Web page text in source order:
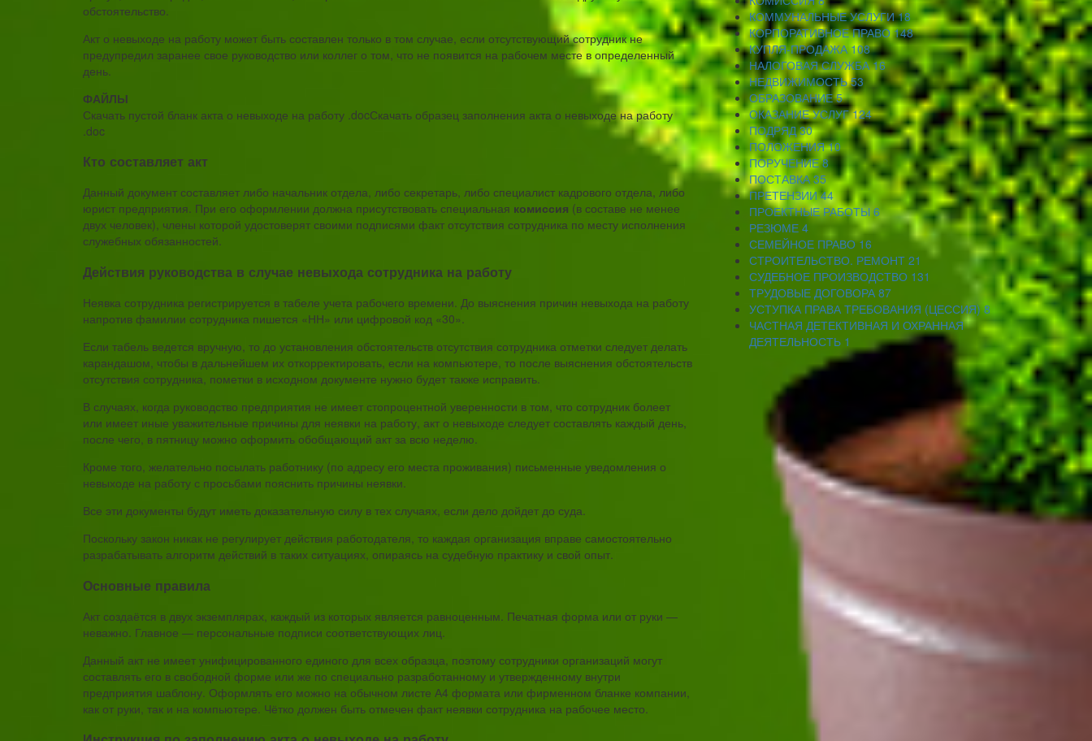
обстоятельство.
Акт о невыходе на работу может быть составлен только в том случае, если отсутствующий сотрудник не
предупредил заранее свое руководство или коллег о том, что не появится на рабочем месте в определенный
день.
ФАЙЛЫ
Скачать пустой бланк акта о невыходе на работу .docСкачать образец заполнения акта о невыходе на работу
.doc
Кто составляет акт
Данный документ составляет либо начальник отдела, либо секретарь, либо специалист кадрового отдела, либо
юрист предприятия. При его оформлении должна присутствовать специальная комиссия (в составе не менее
двух человек), члены которой удостоверят своими подписями факт отсутствия сотрудника по месту исполнения
служебных обязанностей.
Действия руководства в случае невыхода сотрудника на работу
Неявка сотрудника регистрируется в табеле учета рабочего времени. До выяснения причин невыхода на работу
напротив фамилии сотрудника пишется «НН» или цифровой код «30».
Если табель ведется вручную, то до установления обстоятельств отсутствия сотрудника отметки следует делать
карандашом, чтобы в дальнейшем их откорректировать, если на компьютере, то после выяснения обстоятельств
отсутствия сотрудника, пометки в исходном документе нужно будет также исправить.
В случаях, когда руководство предприятия не имеет стопроцентной уверенности в том, что сотрудник болеет
или имеет иные уважительные причины для неявки на работу, акт о невыходе следует составлять каждый день,
после чего, в пятницу можно оформить обобщающий акт за всю неделю.
Кроме того, желательно посылать работнику (по адресу его места проживания) письменные уведомления о
невыходе на работу с просьбами пояснить причины неявки.
Все эти документы будут иметь доказательную силу в тех случаях, если дело дойдет до суда.
Поскольку закон никак не регулирует действия работодателя, то каждая организация вправе самостоятельно
разрабатывать алгоритм действий в таких ситуациях, опираясь на судебную практику и свой опыт.
Основные правила
Акт создаётся в двух экземплярах, каждый из которых является равноценным. Печатная форма или от руки —
неважно. Главное — персональные подписи соответствующих лиц.
Данный акт не имеет унифицированного единого для всех образца, поэтому сотрудники организаций могут
составлять его в свободной форме или же по специально разработанному и утвержденному внутри
предприятия шаблону. Оформлять его можно на обычном листе А4 формата или фирменном бланке компании,
как от руки, так и на компьютере. Чётко должен быть отмечен факт неявки сотрудника на рабочее место.
КОММУНАЛЬНЫЕ УСЛУГИ18
КОРПОРАТИВНОЕ ПРАВО148
КУПЛЯ-ПРОДАЖА108
НАЛОГОВАЯ СЛУЖБА16
НЕДВИЖИМОСТЬ53
ОБРАЗОВАНИЕ5
ОКАЗАНИЕ УСЛУГ124
ПОДРЯД30
ПОЛОЖЕНИЯ10
ПОРУЧЕНИЕ8
ПОСТАВКА35
ПРЕТЕНЗИИ44
ПРОЕКТНЫЕ РАБОТЫ 6
РЕЗЮМЕ 4
СЕМЕЙНОЕ ПРАВО16
СТРОИТЕЛЬСТВО. РЕМОНТ 21
СУДЕБНОЕ ПРОИЗВОДСТВО 131
ТРУДОВЫЕ ДОГОВОРА 87
УСТУПКА ПРАВА ТРЕБОВАНИЯ (ЦЕССИЯ) 8
ЧАСТНАЯ ДЕТЕКТИВНАЯ И ОХРАННАЯ
ДЕЯТЕЛЬНОСТЬ 1